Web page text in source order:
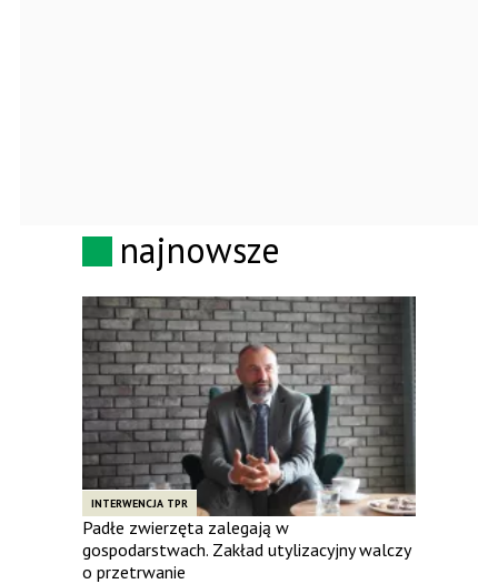
najnowsze
INTERWENCJA TPR
Padłe zwierzęta zalegają w
gospodarstwach. Zakład utylizacyjny walczy
o przetrwanie